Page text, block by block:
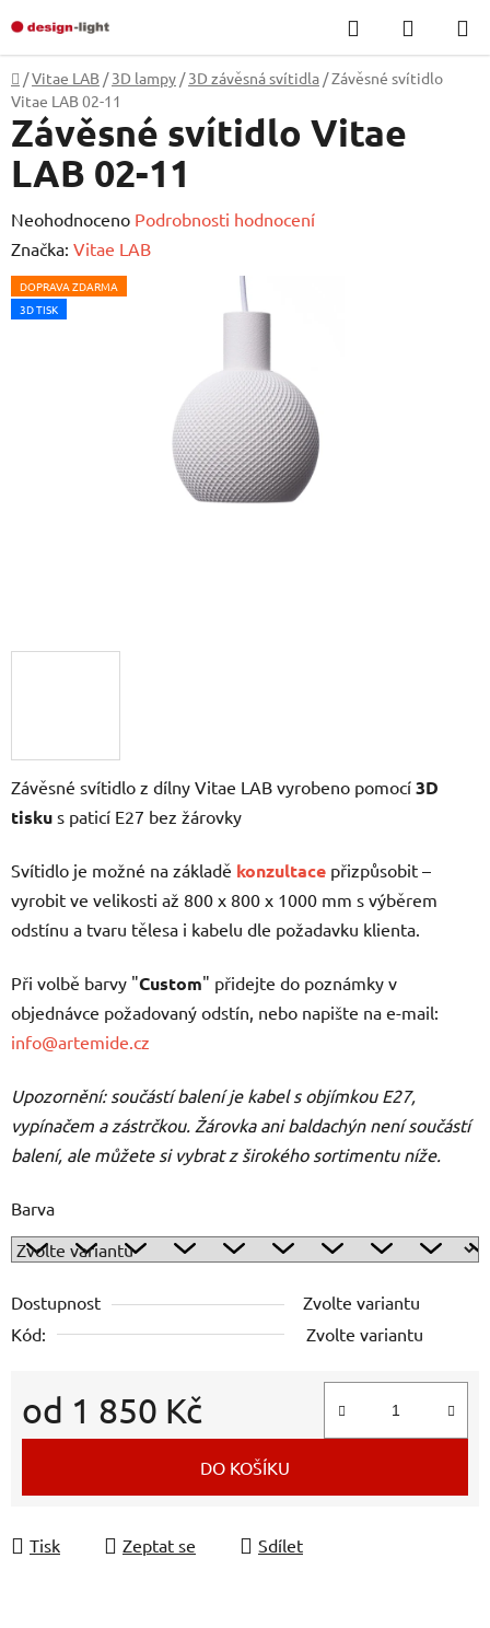
na
obsah
Hledat
KOŠÍK
Domů
/Vitae LAB / 3D lampy / 3D závěsná svítidla /Závěsné svítidlo
Vitae LAB 02-11
Závěsné svítidlo z dílny Vitae LAB vyrobeno pomocí 3D
tisku s paticí E27 bez žárovky
Svítidlo je možné na základě konzultace přizpůsobit –
vyrobit ve velikosti až 800 x 800 x 1000 mm s výběrem
odstínu a tvaru tělesa i kabelu dle požadavku klienta.
Při volbě barvy "Custom" přidejte do poznámky v
objednávce požadovaný odstín, nebo napište na e-mail:
info@artemide.cz
Upozornění: součástí balení je kabel s objímkou E27,
vypínačem a zástrčkou. Žárovka ani baldachýn není součástí
balení, ale můžete si vybrat z širokého sortimentu níže.
Barva
Dostupnost
Zvolte variantu
Kód:
Zvolte variantu
od 1 850 Kč
Měrná cena:
DO KOŠÍKU
Tisk Zeptat se Sdílet
Závěsné svítidlo Vitae
LAB 02-11
Průměrné
hodnocení
produktu
je
Neohodnoceno Podrobnosti hodnocení
Značka: Vitae LAB
DOPRAVA ZDARMA
3D TISK